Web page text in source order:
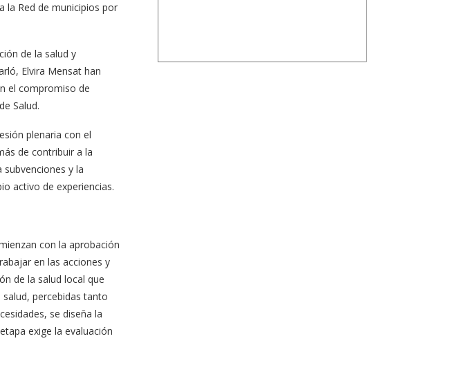
la Red de municipios por
de la salud y
Elvira Mensat han
el compromiso de
Salud.
plenaria con el
de contribuir a la
y la
activo de experiencias.
con la aprobación
en las acciones y
de la salud local que
percebidas tanto
se diseña la
exige la evaluación